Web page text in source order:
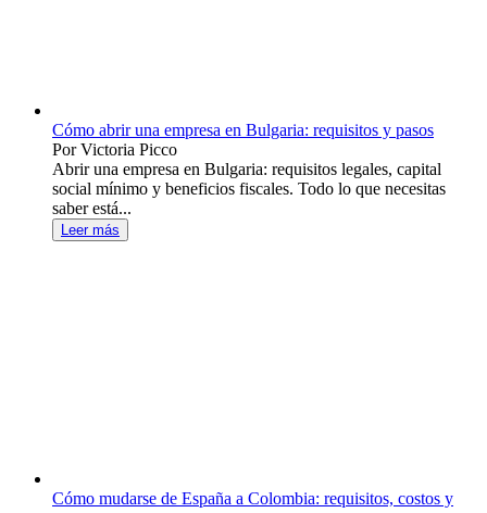
Cómo abrir una empresa en Bulgaria: requisitos y pasos
Por Victoria Picco
Abrir una empresa en Bulgaria: requisitos legales, capital
social mínimo y beneficios fiscales. Todo lo que necesitas
saber está...
Leer más
Cómo mudarse de España a Colombia: requisitos, costos y